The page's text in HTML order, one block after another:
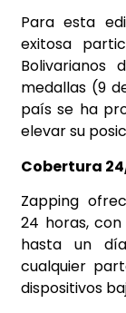
Para esta
exitosa
Bolivarianos
medallas (9
país se ha
elevar su
Cobertura
Zapping
24 horas,
hasta un
cualquier
dispositivos